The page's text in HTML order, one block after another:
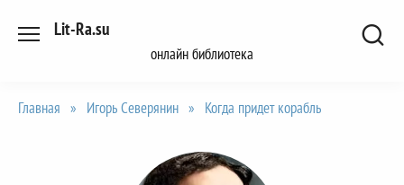
Lit-Ra.su
онлайн библиотека
Главная » Игорь Северянин » Когда придет корабль